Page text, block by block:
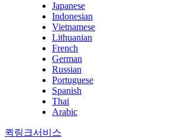
Japanese
Indonesian
Vietnamese
Lithuanian
French
German
Russian
Portuguese
Spanish
Thai
Arabic
퀵링크서비스